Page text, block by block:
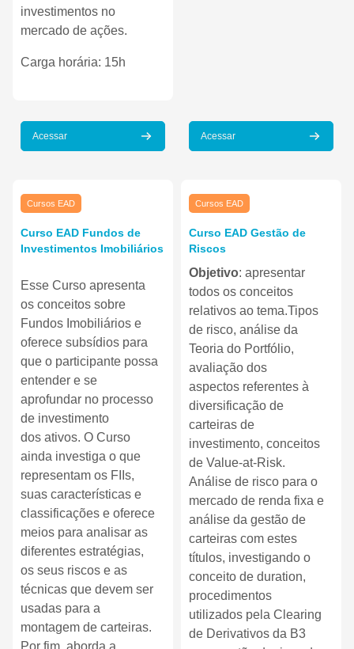
investimentos no
mercado de ações.
Carga horária: 15h
Acessar Acessar
Imagem do curso
Cursos EAD
Nome do curso
Curso EAD Fundos de
Investimentos Imobiliários
Esse Curso apresenta
os conceitos sobre
Fundos Imobiliários e
oferece subsídios para
que o participante possa
entender e se
aprofundar no processo
de investimento
dos ativos. O Curso
ainda investiga o que
representam os FIIs,
suas características e
classificações e oferece
meios para analisar as
diferentes estratégias,
os seus riscos e as
técnicas que devem ser
usadas para a
montagem de carteiras.
Por fim, aborda a
Imagem do curso
Cursos EAD
Nome do curso
Curso EAD Gestão de
Riscos
Texto do resumo do curso:
Objetivo: apresentar
todos os conceitos
relativos ao tema.Tipos
de risco, análise da
Teoria do Portfólio,
avaliação dos
aspectos referentes à
diversificação de
carteiras de
investimento, conceitos
de Value-at-Risk.
Análise de risco para o
mercado de renda fixa e
análise da gestão de
carteiras com estes
títulos, investigando o
conceito de duration,
procedimentos
utilizados pela Clearing
de Derivativos da B3